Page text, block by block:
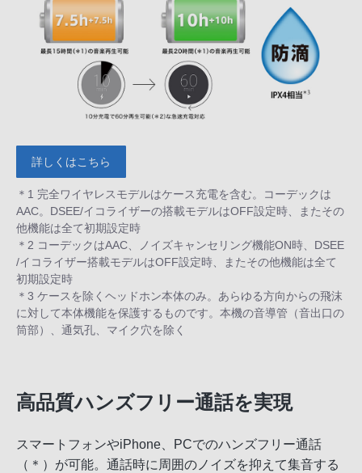
詳しくはこちら
＊1 完全ワイヤレスモデルはケース充電を含む。コーデックは
AAC。DSEE/イコライザーの搭載モデルはOFF設定時、またその
他機能は全て初期設定時
＊2 コーデックはAAC、ノイズキャンセリング機能ON時、DSEE
/イコライザー搭載モデルはOFF設定時、またその他機能は全て
初期設定時
＊3 ケースを除くヘッドホン本体のみ。あらゆる方向からの飛沫
に対して本体機能を保護するものです。本機の音導管（音出口の
筒部）、通気孔、マイク穴を除く
高品質ハンズフリー通話を実現
スマートフォンやiPhone、PCでのハンズフリー通話
（＊）が可能。通話時に周囲のノイズを抑えて集音する